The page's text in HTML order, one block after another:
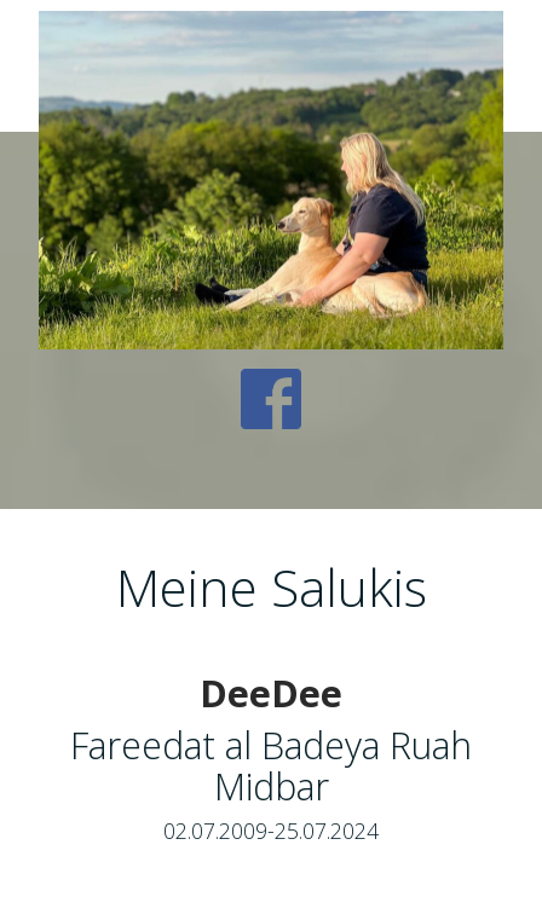
Meine Salukis
DeeDee
Fareedat al Badeya Ruah
Midbar
02.07.2009-25.07.2024